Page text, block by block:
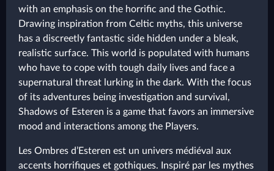
with an emphasis on the horrific and the Gothic.
Drawing inspiration from Celtic myths, this universe
has a discreetly fantastic side hidden under a bleak,
realistic surface. This world is populated with humans
who have to cope with tough daily lives and face a
supernatural threat lurking in the dark. With the focus
of its adventures being investigation and survival,
Shadows of Esteren is a game that favors an immersive
mood and interactions among the Players.
Les Ombres d’Esteren est un univers médiéval aux
accents horrifiques et gothiques. Inspiré par les mythes